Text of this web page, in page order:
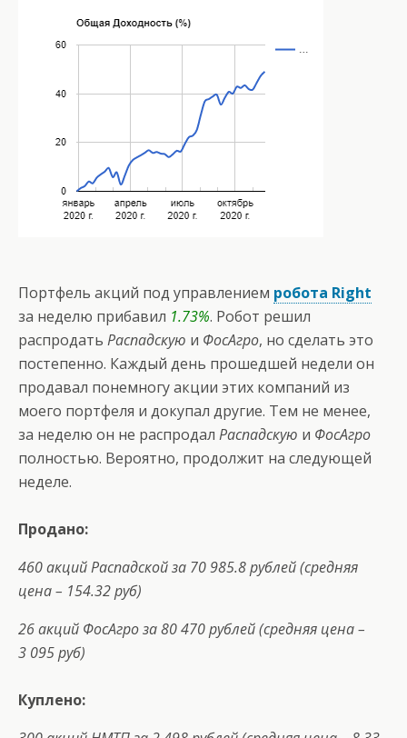
Портфель акций под управлением робота Right
за неделю прибавил 1.73%. Робот решил
распродать Распадскую и ФосАгро, но сделать это
постепенно. Каждый день прошедшей недели он
продавал понемногу акции этих компаний из
моего портфеля и докупал другие. Тем не менее,
за неделю он не распродал Распадскую и ФосАгро
полностью. Вероятно, продолжит на следующей
неделе.
Продано:
460 акций Распадской за 70 985.8 рублей (средняя
цена – 154.32 руб)
26 акций ФосАгро за 80 470 рублей (средняя цена –
3 095 руб)
Куплено: